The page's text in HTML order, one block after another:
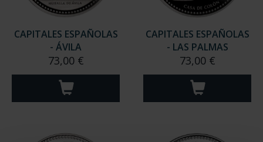
CAPITALES ESPAÑOLAS
- ÁVILA
73,00 €
CAPITALES ESPAÑOLAS
- LAS PALMAS
73,00 €